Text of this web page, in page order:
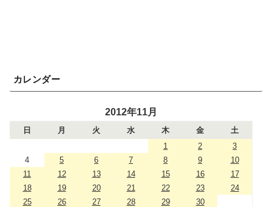
カレンダー
2012年11月
日 月 火 水 木 金
土
1
2
3
4
5 6 7 8 9
10
11
12 13 14 15 16
17
18
19 20 21 22 23
24
25
26 27 28 29 30